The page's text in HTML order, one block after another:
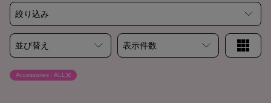
絞り込み
並び替え 表示件数
Accessories : ALL